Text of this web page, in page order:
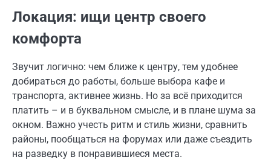
Локация: ищи центр своего
комфорта
Звучит логично: чем ближе к центру, тем удобнее
добираться до работы, больше выбора кафе и
транспорта, активнее жизнь. Но за всё приходится
платить – и в буквальном смысле, и в плане шума за
окном. Важно учесть ритм и стиль жизни, сравнить
районы, пообщаться на форумах или даже съездить
на разведку в понравившиеся места.